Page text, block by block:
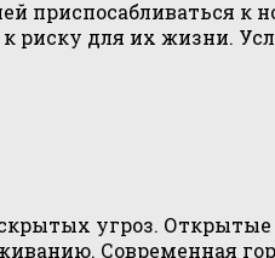
приспосабливаться
риску для их жизни.
угроз.
Современная